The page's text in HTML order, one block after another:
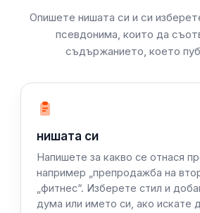
Опишете нишата си и си
псевдонима, които да
съдържанието, което
Стъпка 1: Опишете
нишата си
Напишете за какво се отнася
например „препродажба на
„фитнес“. Изберете стил и
дума или името си, ако искате